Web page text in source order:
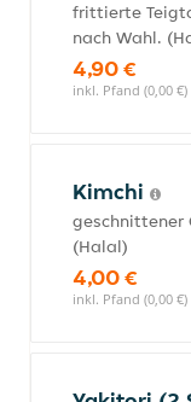
frittierte
nach Wahl.
4,90 €
inkl. Pfand (0,00 €)
Kimchi
geschnittener
(Halal)
4,00 €
inkl. Pfand (0,00 €)